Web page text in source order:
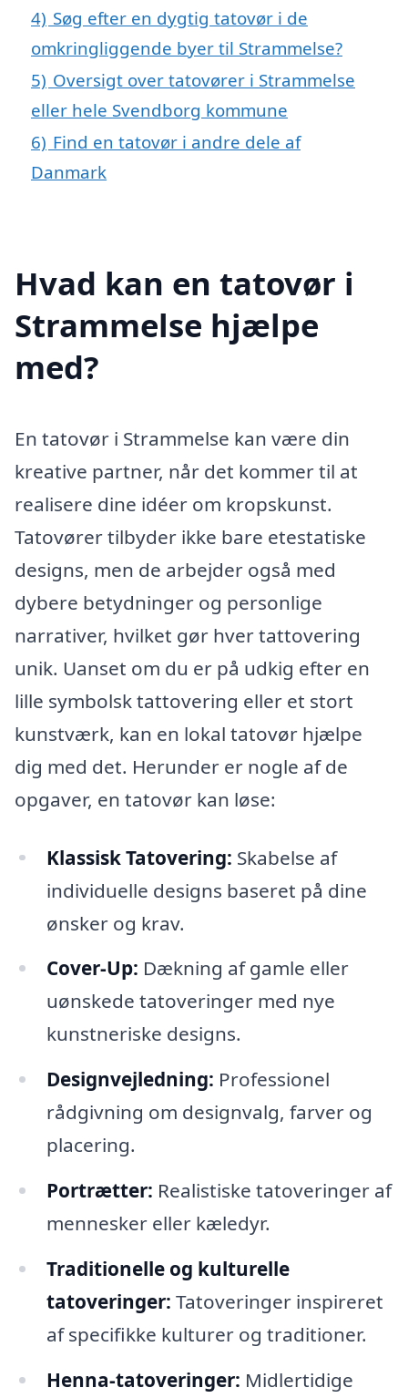
4) Søg efter en dygtig tatovør i de
omkringliggende byer til Strammelse?
5) Oversigt over tatovører i Strammelse
eller hele Svendborg kommune
6) Find en tatovør i andre dele af
Danmark
Hvad kan en tatovør i
Strammelse hjælpe
med?
En tatovør i Strammelse kan være din
kreative partner, når det kommer til at
realisere dine idéer om kropskunst.
Tatovører tilbyder ikke bare etestatiske
designs, men de arbejder også med
dybere betydninger og personlige
narrativer, hvilket gør hver tattovering
unik. Uanset om du er på udkig efter en
lille symbolsk tattovering eller et stort
kunstværk, kan en lokal tatovør hjælpe
dig med det. Herunder er nogle af de
opgaver, en tatovør kan løse:
Klassisk Tatovering: Skabelse af
individuelle designs baseret på dine
ønsker og krav.
Cover-Up: Dækning af gamle eller
uønskede tatoveringer med nye
kunstneriske designs.
Designvejledning: Professionel
rådgivning om designvalg, farver og
placering.
Portrætter: Realistiske tatoveringer af
mennesker eller kæledyr.
Traditionelle og kulturelle
tatoveringer: Tatoveringer inspireret
af specifikke kulturer og traditioner.
Henna-tatoveringer: Midlertidige